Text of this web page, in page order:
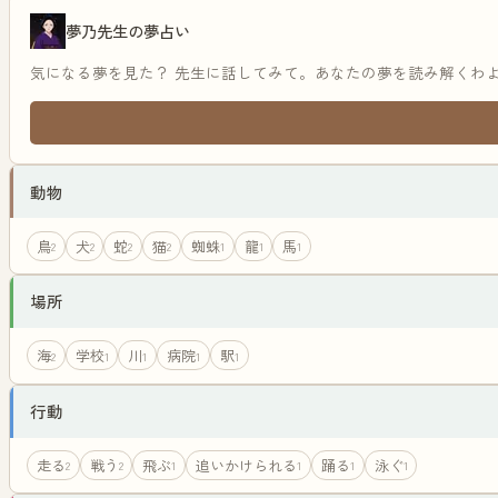
夢乃先生の夢占い
気になる夢を見た？ 先生に話してみて。あなたの夢を読み解くわよ
動物
鳥2 犬2 蛇2 猫2 蜘蛛1 龍1 馬1
場所
海2 学校1 川1 病院1 駅1
行動
走る2 戦う 2 飛ぶ1 追いかけられる1 踊る1 泳ぐ1